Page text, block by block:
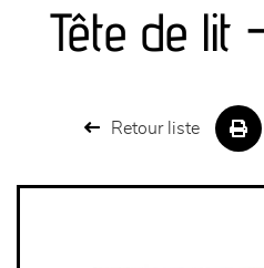
séjours
meubles de complément
Tête de lit
Retour liste